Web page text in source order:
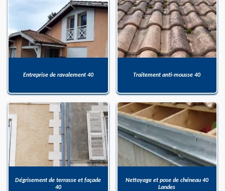
Entreprise de ravalement 40 Traitement anti-mousse 40
Dégrisement de terrasse et façade
40
Nettoyage et pose de chéneau 40
Landes